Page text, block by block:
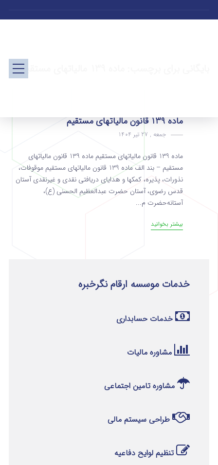
ماده 139 قانون مالیاتهای مستقیم
جمعه , 27 تیر 1404
ماده 139 قانون مالیاتهای مستقیم ماده 139 قانون مالیاتهای
مستقیم – بند الف ماده 139 قانون مالیاتهای مستقیم موقوفات،
نذورات، پذیره، کمکها و هدایای دریافتی نقدی و غیرنقدی آستان
قدس رضوی، آستان حضرت عبدالعظیم الحسنی (ع)،
آستانه‌حضرت م...
بیشتر بخوانید
خدمات موسسه ارقام نگرخبره
خدمات حسابداری
مشاوره مالیات
مشاوره تامین اجتماعی
طراحی سیستم مالی
تنظیم لوایح دفاعیه